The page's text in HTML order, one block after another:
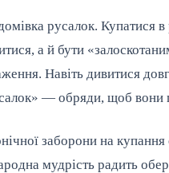
русалок. Купатися
а й бути
Навіть дивитися
— обряди, щоб вони
заборони на
мудрість радить